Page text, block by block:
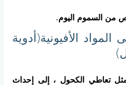
من السموم اليوم.
المواد الأفيونية(أدوية
مثل تعاطي الكحول ، إلى إحداث